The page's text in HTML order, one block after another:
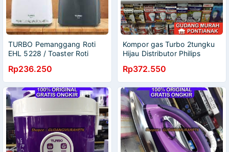
TURBO Pemanggang Roti
EHL 5228 / Toaster Roti
Tahun
Rp236.250
Kompor gas Turbo 2tungku
Hijau Distributor Philips
Rp372.550